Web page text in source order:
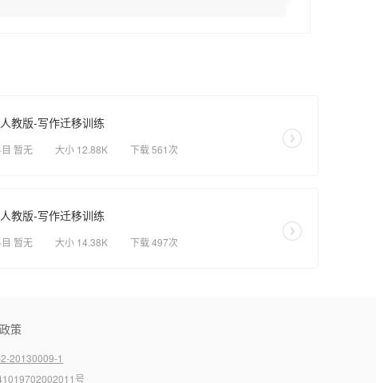
教版-写作迁移训练
暂无 大小 12.88K 下载 561次
教版-写作迁移训练
暂无 大小 14.38K 下载 497次
策
20130009-1
号